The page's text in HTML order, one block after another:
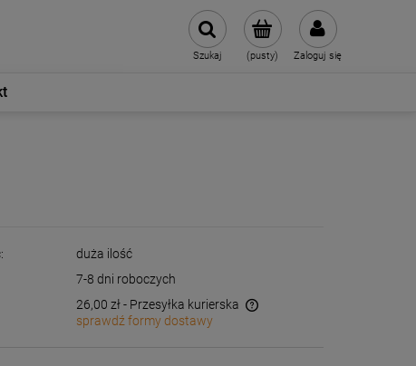
(pusty) Zaloguj się
Szukaj
duża ilość
7-8 dni roboczych
26,00 zł - Przesyłka kurierska
sprawdź formy dostawy